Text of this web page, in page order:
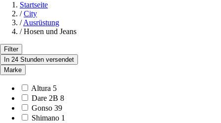
Startseite
/ City
/ Ausrüstung
/ Hosen und Jeans
Filter
In 24 Stunden versendet
Marke
Altura 5
Dare 2B 8
Gonso 39
Shimano 1